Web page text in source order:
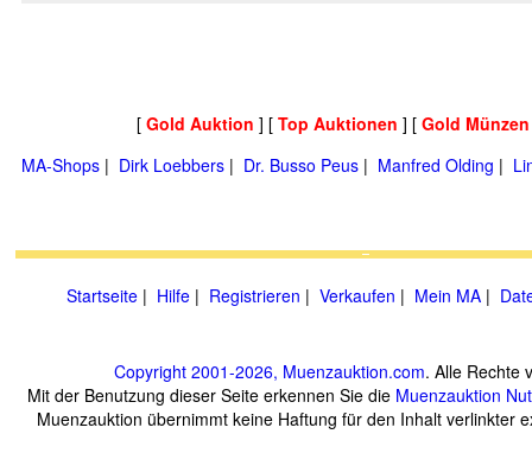
[ Gold Auktion ] [ Top Auktionen ] [ Gold
MA-Shops | Dirk Loebbers | Dr. Busso Peus | Manfred Olding |
Startseite | Hilfe | Registrieren | Verkaufen | Mein MA |
Copyright 2001-2026, Muenzauktion.com. Alle Rechte
Mit der Benutzung dieser Seite erkennen Sie die Muenzauktion
Muenzauktion übernimmt keine Haftung für den Inhalt verlinkter